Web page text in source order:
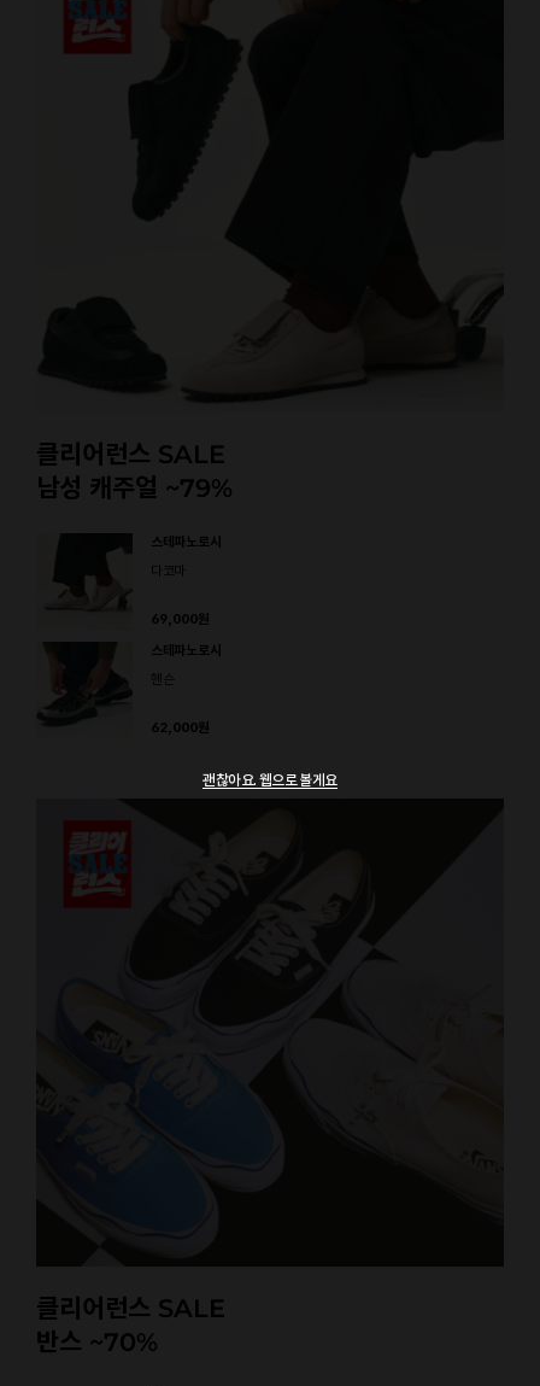
클리어런스 SALE
남성 캐주얼 ~79%
스테파노로시
다코마
69,000원
스테파노로시
헨슨
62,000원
클리어런스 SALE
반스 ~70%
괜찮아요. 웹으로 볼게요